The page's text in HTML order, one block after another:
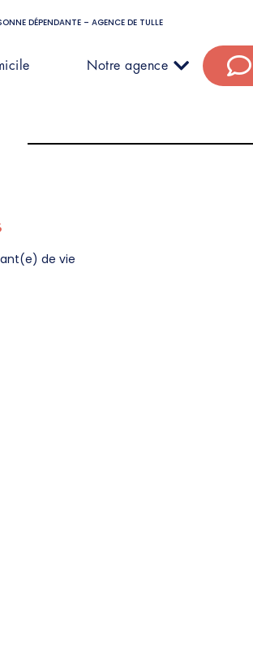
DÉPENDANTE – AGENCE DE TULLE
Notre agence
de vie